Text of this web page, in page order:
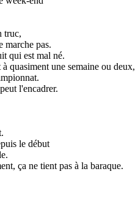
truc,
marche pas.
qui est mal né.
quasiment une semaine ou deux,
l'encadrer.
le début
ça ne tient pas à la baraque.